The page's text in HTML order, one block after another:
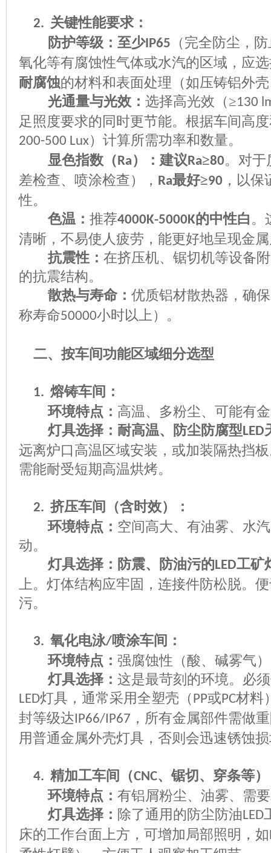
2. 关键性能要求：
防护等级：至少IP65
（完全防尘，
氧化等有腐蚀性气体或水汽的区域，应
耐腐蚀的材料和表面处理（如压铸铝外
光通量与光效： 选择高光效（≥130
足照度要求的同时更节能。根据车间高
200-500 Lux）计算所需功率和数量。
显色指数（Ra）：建议Ra≥80。对于
差检查、喷涂检查）， Ra最好≥90 ，以
性。
色温： 推荐4000K-5000K的中性白。
清晰，不易使人疲劳，能更好地呈现金
抗震性： 在挤压机、锯切机等设备
的抗震结构。
散热与寿命： 优质铝材散热器，确保
称寿命50000小时以上）。
二、按车间功能区域细分选型
1. 熔铸车间：
环境特点： 高温、多粉尘、可能有
灯具选择：耐高温、防尘防腐型LED
远离炉口高温区域安装，或加装隔热挡
需能耐受短期高温烘烤。
2. 挤压车间（含时效）：
环境特点： 空间高大、有油雾、水
动。
灯具选择：防震、防油污的LED工矿
上。灯体结构应牢固，连接件防松脱。
污。
3. 氧化电泳/喷涂车间：
环境特点： 强腐蚀性（酸、碱雾气
灯具选择： 这是最苛刻的环境。必
LED灯具，通常采用全塑壳（PP或PC材料
封等级达IP66/IP67 ，所有金属部件需做
用普通金属外壳灯具，否则会迅速锈蚀
4. 精加工车间（CNC、锯切、穿条等
环境特点： 有铝屑粉尘、油雾、需
灯具选择： 除了通用的防尘防油LED
床的工作台面上方，可增加局部照明，如